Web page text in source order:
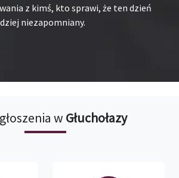
z kimś, kto sprawi, że ten dzień
niezapomniany.
w Głuchołazy